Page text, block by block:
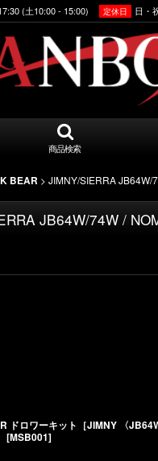
(土10:00 - 15:00) 定休日 日・
商品検索
BEAR > JIMNY/SIERRA JB64W/
JB64W/74W /
ドロワーキット［JIMNY 〈
[MSB001]